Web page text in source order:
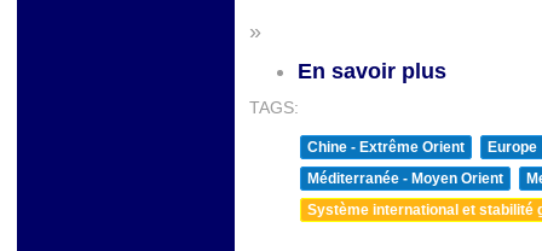
»
En savoir plus
TAGS:
Chine - Extrême Orient
Europe
Méditerranée - Moyen Orient
Système international et stabilité